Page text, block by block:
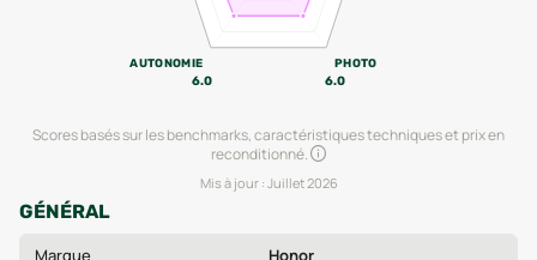
PHOTO
6.0
AUTONOMIE
6.0
Scores basés sur les benchmarks, caractéristiques techniques et prix en
reconditionné.
Mis à jour : Juillet 2026
GÉNÉRAL
Marque
Honor